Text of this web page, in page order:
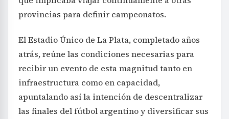
provincias para definir campeonatos.
El Estadio Único de La Plata, completado años
atrás, reúne las condiciones necesarias para
recibir un evento de esta magnitud tanto en
infraestructura como en capacidad,
apuntalando así la intención de descentralizar
las finales del fútbol argentino y diversificar sus